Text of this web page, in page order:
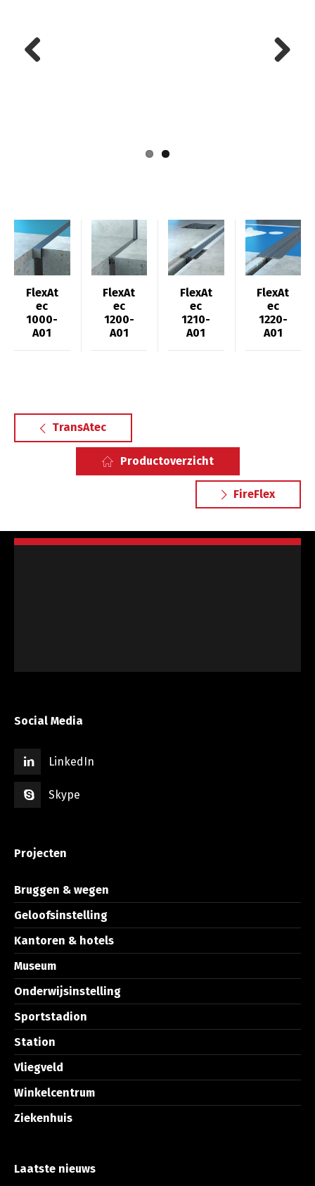
FlexAt
ec
1000-
A01
FlexAt
ec
1200-
A01
FlexAt
ec
1210-
A01
FlexAt
ec
1220-
A01
TransAtec
Productoverzicht
FireFlex
Social Media
LinkedIn
Skype
Projecten
Bruggen & wegen
Geloofsinstelling
Kantoren & hotels
Museum
Onderwijsinstelling
Sportstadion
Station
Vliegveld
Winkelcentrum
Ziekenhuis
Laatste nieuws